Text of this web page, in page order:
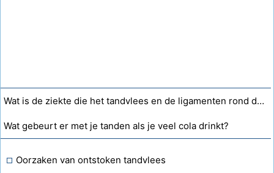
Wat is de ziekte die het tandvlees en de ligamenten rond de tanden vernietigt?
Wat gebeurt er met je tanden als je veel cola drinkt?
Oorzaken van ontstoken tandvlees